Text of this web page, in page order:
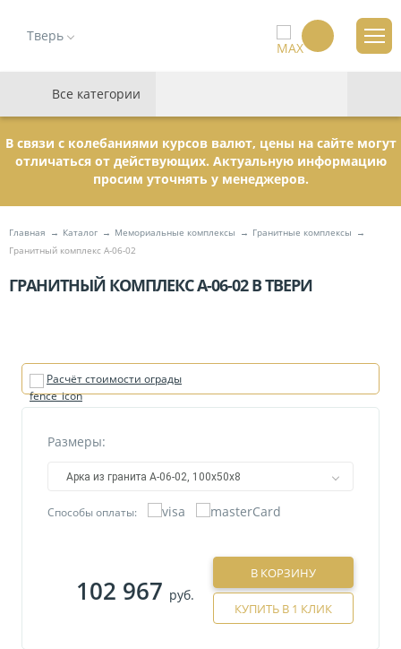
Тверь
Все категории
В связи с колебаниями курсов валют, цены на сайте могут
отличаться от действующих. Актуальную информацию
просим уточнять у менеджеров.
Главная Каталог Мемориальные комплексы
Гранитные комплексы
Гранитный комплекс А-06-02
ГРАНИТНЫЙ КОМПЛЕКС А-06-02 В ТВЕРИ
Расчёт стоимости ограды
Размеры:
Арка из гранита А-06-02, 100х50х8
Способы оплаты:
102 967 руб.
В КОРЗИНУ
КУПИТЬ В 1 КЛИК